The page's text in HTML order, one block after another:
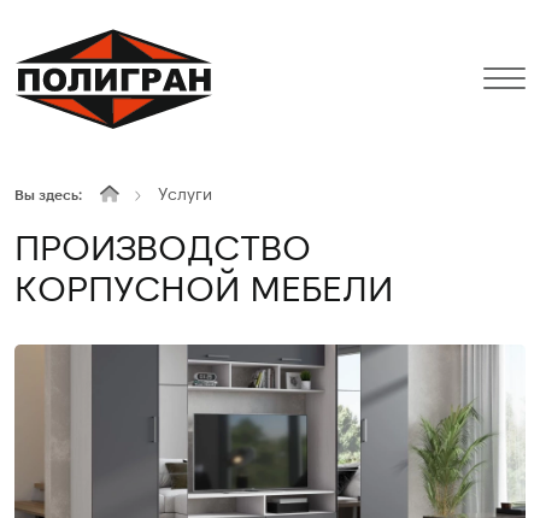
Вы здесь: Услуги
ПРОИЗВОДСТВО
КОРПУСНОЙ МЕБЕЛИ